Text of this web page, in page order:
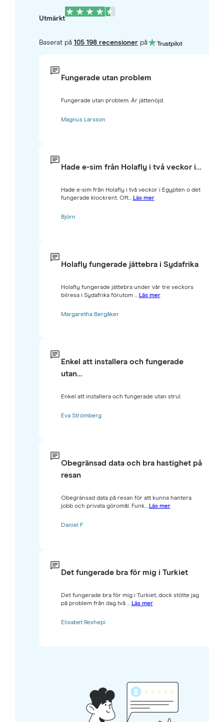
Utmärkt
Baserat på 105 198 recensionerpå
Fungerade utan problem
Fungerade utan problem. Är jättenöjd.
Magnus Larsson
Hade e-sim från Holafly i två veckor i…
Hade e-sim från Holafly i två veckor i Egypten o det
fungerade klockrent. Oft... Läs mer
Björn
Holafly fungerade jättebra i Sydafrika
Holafly fungerade jättebra under vår tre veckors
bilresa i Sydafrika förutom ... Läs mer
Margaretha Bergåker
Enkel att installera och fungerade
utan…
Enkel att installera och fungerade utan strul.
Eva Strömberg
Obegränsad data och bra hastighet på
resan
Obegränsad data på resan för att kunna hantera
jobb och privata göromål. Funk... Läs mer
Daniel F
Det fungerade bra för mig i Turkiet
Det fungerade bra för mig i Turkiet, dock stötte jag
på problem från dag två ... Läs mer
Elisabet Rexhepi